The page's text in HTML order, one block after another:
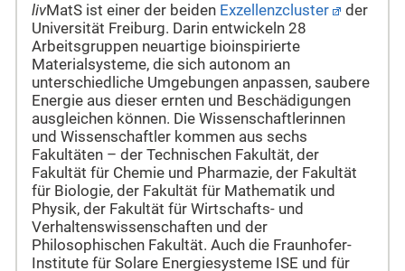
livMatS ist einer der beiden Exzellenzcluster
der
Universität Freiburg. Darin entwickeln 28
Arbeitsgruppen neuartige bioinspirierte
Materialsysteme, die sich autonom an
unterschiedliche Umgebungen anpassen, saubere
Energie aus dieser ernten und Beschädigungen
ausgleichen können. Die Wissenschaftlerinnen
und Wissenschaftler kommen aus sechs
Fakultäten – der Technischen Fakultät, der
Fakultät für Chemie und Pharmazie, der Fakultät
für Biologie, der Fakultät für Mathematik und
Physik, der Fakultät für Wirtschafts- und
Verhaltenswissenschaften und der
Philosophischen Fakultät. Auch die Fraunhofer-
Institute für Solare Energiesysteme ISE und für